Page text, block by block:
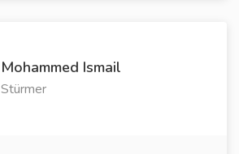
Mohammed Ismail
Stürmer